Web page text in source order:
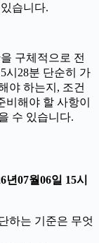
습니다.
구체적으로 전
시28분 단순히 가
야 하는지, 조건
해야 할 사항이
수 있습니다.
07월06일 15시
하는 기준은 무엇